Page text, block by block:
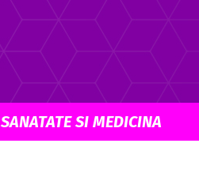
SANATATE SI MEDICINA